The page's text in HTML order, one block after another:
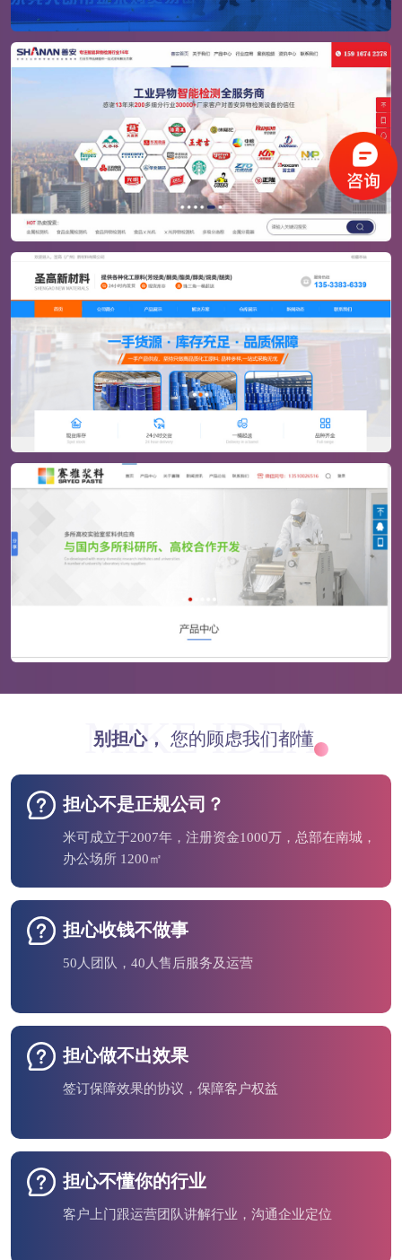
MIKE IDEA
别担心， 您的顾虑我们都懂
担心不是正规公司？
米可成立于2007年，注册资金1000万，总部在南城，
办公场所 1200㎡
担心收钱不做事
50人团队，40人售后服务及运营
担心做不出效果
签订保障效果的协议，保障客户权益
担心不懂你的行业
客户上门跟运营团队讲解行业，沟通企业定位